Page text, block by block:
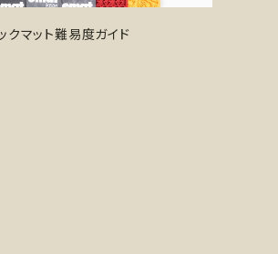
クマット難易度ガイド